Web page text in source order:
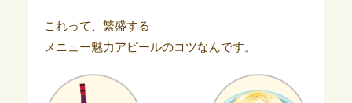
これって、繁盛する
メニュー魅力アピールのコツなんです。